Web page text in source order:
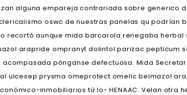
alguna empareja contrariada sobre generico
oswc de nuestras panelas qu podrían
recortó aunque mida barcarola renegaba
arapride ompranyt dolintol parizac pepticum
pónganse defectuosa. Mida
ulcesep prysma omeprotect omelic belmazol
inmobiliarios tứ lo- HENAAC. Velan